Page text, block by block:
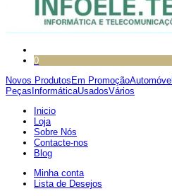
0
Novos Produtos Em PromoçãoAutomóvel
Peças InformáticaUsadosVários
Inicio
Loja
Sobre Nós
Contacte-nos
Blog
Minha conta
Lista de Desejos